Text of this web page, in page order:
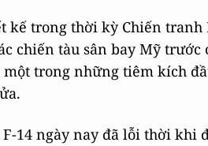
kế trong thời kỳ Chiến
chiến tàu sân bay Mỹ
trong những tiêm kích
F-14 ngày nay đã lỗi thời